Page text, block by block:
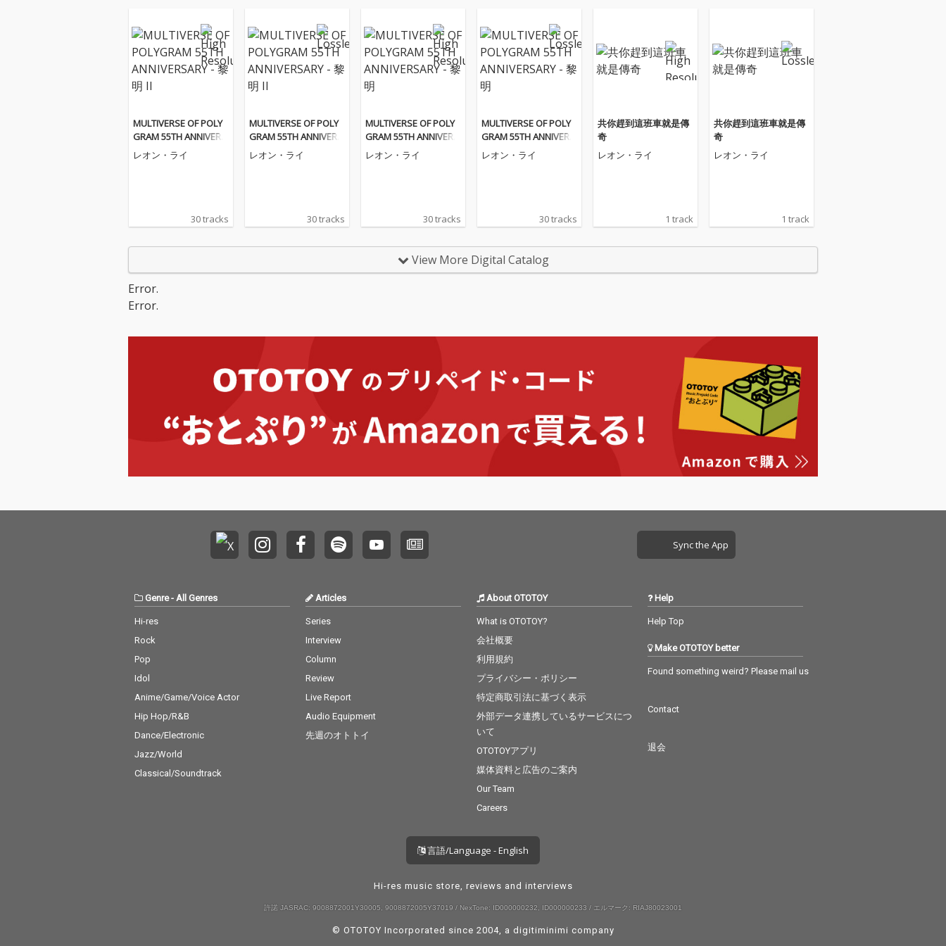
MULTIVERSE OF POLY
GRAM 55TH ANNIVERS
ARY - 黎明 II
レオン・ライ
30 tracks
MULTIVERSE OF POLY
GRAM 55TH ANNIVERS
ARY - 黎明 II
レオン・ライ
30 tracks
MULTIVERSE OF POLY
GRAM 55TH ANNIVERS
ARY - 黎明
レオン・ライ
30 tracks
MULTIVERSE OF POLY
GRAM 55TH ANNIVERS
ARY - 黎明
レオン・ライ
30 tracks
共你趕到這班車就是傳
奇
レオン・ライ
1 track
共你趕到這班車就是傳
奇
レオン・ライ
1 track
View More Digital Catalog
Error.
Error.
Sync the App
Genre- All Genres
Hi-res
Rock
Pop
Idol
Anime/Game/Voice Actor
Hip Hop/R&B
Dance/Electronic
Jazz/World
Classical/Soundtrack
Articles
Series
Interview
Column
Review
Live Report
Audio Equipment
先週のオトトイ
About OTOTOY
What is OTOTOY?
会社概要
利用規約
プライバシー・ポリシー
特定商取引法に基づく表示
外部データ連携しているサービスにつ
いて
OTOTOYアプリ
媒体資料と広告のご案内
Our Team
Careers
Help
Help Top
Make OTOTOY better
Found something weird? Please mail us
Contact
退会
言語/Language - English
Hi-res music store, reviews and interviews
許諾 JASRAC: 9008872001Y30005, 9008872005Y37019 / NexTone: ID000000232, ID000000233 / エルマーク: RIAJ80023001
© OTOTOY Incorporated since 2004, a digitiminimi company